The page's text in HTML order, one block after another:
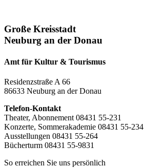
Große Kreisstadt
Neuburg an der Donau
Amt für Kultur & Tourismus
Residenzstraße A 66
86633 Neuburg an der Donau
Telefon-Kontakt
Theater, Abonnement 08431 55-231
Konzerte, Sommerakademie 08431 55-234
Ausstellungen 08431 55-264
Bücherturm 08431 55-9831
So erreichen Sie uns persönlich